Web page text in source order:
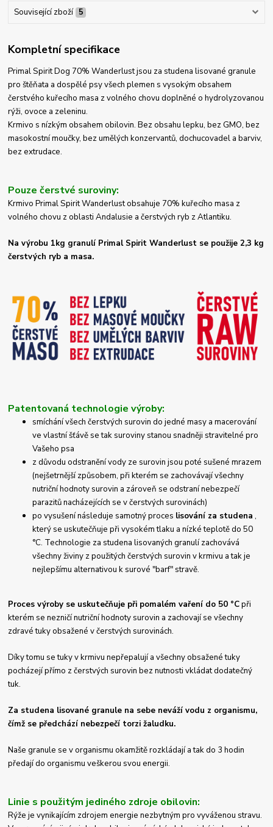
Související zboží 5
Kompletní specifikace
Primal Spirit Dog 70% Wanderlust jsou za studena lisované granule
pro štěňata a dospělé psy všech plemen s vysokým obsahem
čerstvého kuřecího masa z volného chovu doplněné o hydrolyzovanou
rýži, ovoce a zeleninu.
Krmivo s nízkým obsahem obilovin. Bez obsahu lepku, bez GMO, bez
masokostní moučky, bez umělých konzervantů, dochucovadel a barviv,
bez extrudace.
Pouze čerstvé suroviny:
Krmivo Primal Spirit Wanderlust obsahuje 70% kuřecího masa z
volného chovu z oblasti Andalusie a čerstvých ryb z Atlantiku.
Na výrobu 1kg granulí Primal Spirit Wanderlust se použije 2,3 kg
čerstvých ryb a masa.
Patentovaná technologie výroby:
smíchání všech čerstvých surovin do jedné masy a macerování
ve vlastní šťávě se tak suroviny stanou snadněji stravitelné pro
Vašeho psa
z důvodu odstranění vody ze surovin jsou poté sušené mrazem
(nejšetrnější způsobem, při kterém se zachovávají všechny
nutriční hodnoty surovin a zároveň se odstraní nebezpečí
parazitů nacházejících se v čerstvých surovinách)
po vysušení následuje samotný proces lisování za studena ,
který se uskutečňuje při vysokém tlaku a nízké teplotě do 50
°C. Technologie za studena lisovaných granulí zachovává
všechny živiny z použitých čerstvých surovin v krmivu a tak je
nejlepšímu alternativou k surové "barf" stravě.
Proces výroby se uskutečňuje při pomalém vaření do 50 °Cpři
kterém se nezničí nutriční hodnoty surovin a zachovají se všechny
zdravé tuky obsažené v čerstvých surovinách.
Díky tomu se tuky v krmivu nepřepalují a všechny obsažené tuky
pocházejí přímo z čerstvých surovin bez nutnosti vkládat dodatečný
tuk.
Za studena lisované granule na sebe neváží vodu z organismu,
čímž se předchází nebezpečí torzi žaludku.
Naše granule se v organismu okamžitě rozkládají a tak do 3 hodin
předají do organismu veškerou svou energii.
Linie s použitým jediného zdroje obilovin:
Rýže je vynikajícím zdrojem energie nezbytným pro vyváženou stravu.